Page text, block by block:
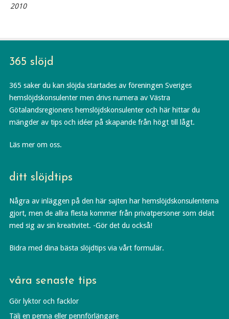
2010
365 slöjd
365 saker du kan slöjda startades av föreningen Sveriges
hemslöjdskonsulenter men drivs numera av Västra
Götalandsregionens hemslöjdskonsulenter och här hittar du
mängder av tips och idéer på skapande från högt till lågt.
Läs mer om oss.
ditt slöjdtips
Några av inläggen på den här sajten har hemslöjdskonsulenterna
gjort, men de allra flesta kommer från privatpersoner som delat
med sig av sin kreativitet. -Gör det du också!
Bidra med dina bästa slöjdtips via vårt formulär.
våra senaste tips
Gör lyktor och facklor
Tälj en penna eller pennförlängare